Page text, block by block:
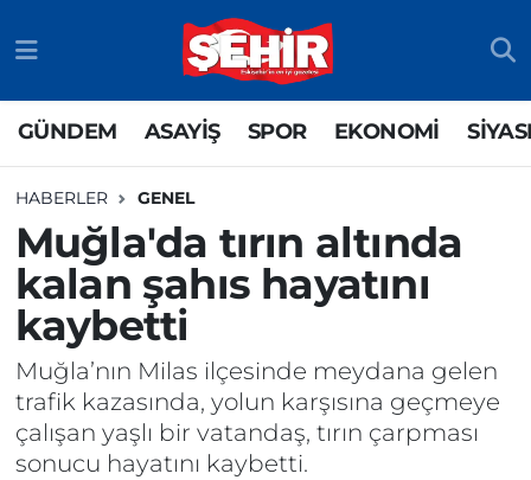
GÜNDEM ASAYİŞ SPOR EKONOMİ
HABERLER GENEL
Muğla'da tırın altında
kalan şahıs hayatını
kaybetti
Muğla’nın Milas ilçesinde meydana gelen
trafik kazasında, yolun karşısına geçmeye
çalışan yaşlı bir vatandaş, tırın çarpması
sonucu hayatını kaybetti.
SPOR
EKONOMİ
SİYASET
RESMİ İLAN
SİYASET
SPOR
EKONOMİ
EĞİTİM
SAĞLIK
Odunpazarı Nöbetçi Eczaneler
Odunpazarı Hava Durumu
Odunpazarı Trafik Yoğunluk Haritası
TFF 3.Lig 4.Grup Puan Durumu ve Fikstür
Tüm Manşetler
Son Dakika Haberleri
Haber Arşivi